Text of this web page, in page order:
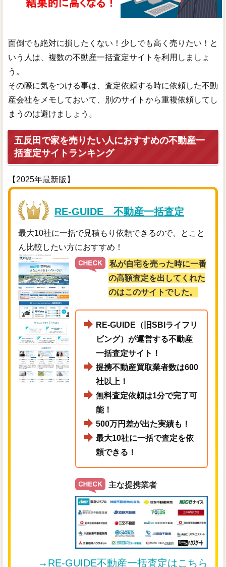
面倒でも絶対に損したくない！少しでも高く売りたい！と
いう人は、複数の不動産一括査定サイトを利用しましょ
う。
その際に気をつける事は、査定依頼する時に依頼した不動
産会社をメモしておいて、別のサイトから重複依頼してし
まうのは避けましょう。
五反田で家を売りたい人におすすめの不動産一
括査定サイトランキング
【2025年最新版】
RE-GUIDE 不動産一括査定
最大10社に一括で見積もり依頼できるので、とこと
ん比較したい方におすすめ！
私が自宅を売った時に一番
の高額査定を出してくれた
のはこのサイトでした。
RE-GUIDE（旧SBIライフリ
ビング）が運営する不動産
一括査定サイト！
提携不動産買取業者数は600
社以上！
無料査定依頼は1分で完了可
能！
500万円差が出た実績も！
最大10社に一括で査定を依
頼できる！
主な提携業者
→RE-GUIDE不動産一括査定はこちら